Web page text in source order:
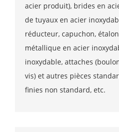
acier produit), brides en
de tuyaux en acier
réducteur, capuchon,
métallique en acier
inoxydable, attaches
vis) et autres pièces
finies non standard, etc.